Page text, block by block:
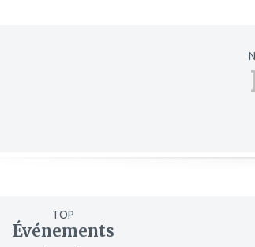
TOP
Événements